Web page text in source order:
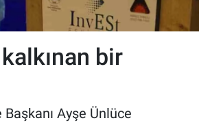
bir
Ayşe Ünlüce